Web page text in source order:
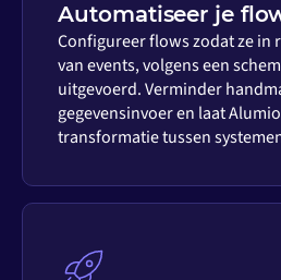
Automatiseer je
Configureer flows zodat ze in
van events, volgens een
uitgevoerd. Verminder
gegevensinvoer en laat
transformatie tussen